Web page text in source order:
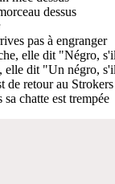
dessus
pas à engranger
elle dit "Négro,
elle dit "Un négro,
de retour au Strokers
chatte est trempée